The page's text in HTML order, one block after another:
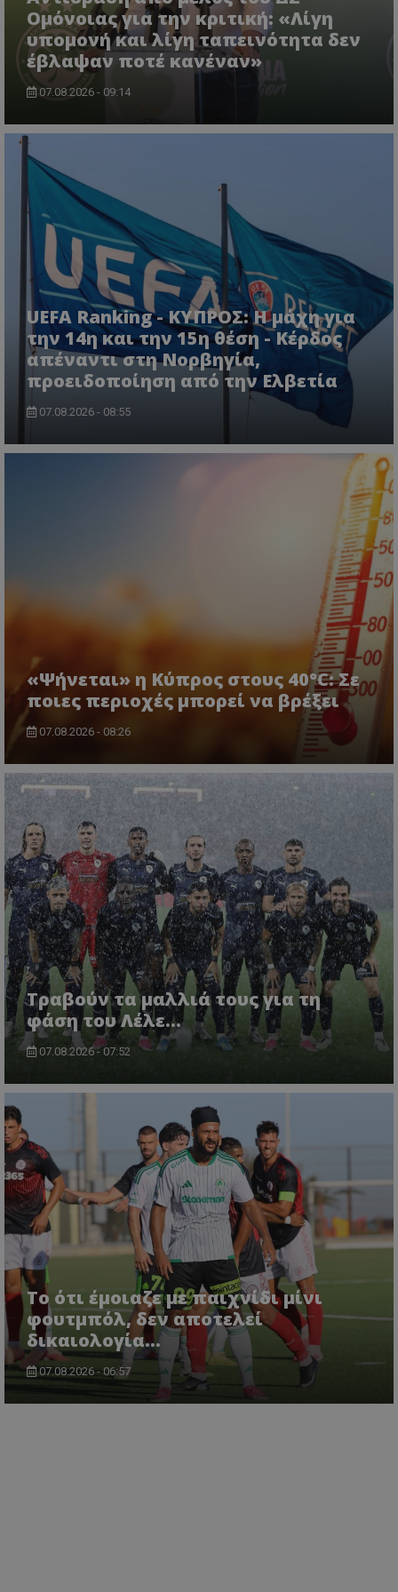
Ομόνοιας για την κριτική: «Λίγη
υπομονή και λίγη ταπεινότητα δεν
έβλαψαν ποτέ κανέναν»
07.08.2026 - 09:14
UEFA Ranking - ΚΥΠΡΟΣ: Η μάχη για
την 14η και την 15η θέση - Κέρδος
απέναντι στη Νορβηγία,
προειδοποίηση από την Ελβετία
07.08.2026 - 08:55
«Ψήνεται» η Κύπρος στους 40°C: Σε
ποιες περιοχές μπορεί να βρέξει
07.08.2026 - 08:26
Τραβούν τα μαλλιά τους για τη
φάση του Λέλε…
07.08.2026 - 07:52
Το ότι έμοιαζε με παιχνίδι μίνι
φουτμπόλ, δεν αποτελεί
δικαιολογία…
07.08.2026 - 06:57